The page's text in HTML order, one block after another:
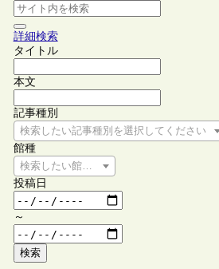
詳細検索
タイトル
本文
記事種別
検索したい記事種別を選択してください
館種
検索したい館種を選択してください
投稿日
～
検索